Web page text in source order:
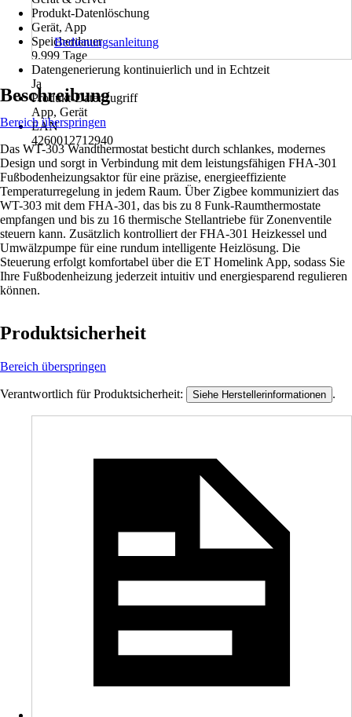
Produkt-Datenlöschung
Gerät, App
Speicherdauer
9.999 Tage
Datengenerierung kontinuierlich und in Echtzeit
Ja
Produkt-Datenzugriff
App, Gerät
EAN
4260012712940
Bedienungsanleitung
Beschreibung
Bereich überspringen
Das WT-303 Wandthermostat besticht durch schlankes, modernes
Design und sorgt in Verbindung mit dem leistungsfähigen FHA-301
Fußbodenheizungsaktor für eine präzise, energieeffiziente
Temperaturregelung in jedem Raum. Über Zigbee kommuniziert das
WT-303 mit dem FHA-301, das bis zu 8 Funk-Raumthermostate
empfangen und bis zu 16 thermische Stellantriebe für Zonenventile
steuern kann. Zusätzlich kontrolliert der FHA-301 Heizkessel und
Umwälzpumpe für eine rundum intelligente Heizlösung. Die
Steuerung erfolgt komfortabel über die ET Homelink App, sodass Sie
Ihre Fußbodenheizung jederzeit intuitiv und energiesparend regulieren
können.
Produktsicherheit
Bereich überspringen
Verantwortlich für Produktsicherheit: Siehe Herstellerinformationen .